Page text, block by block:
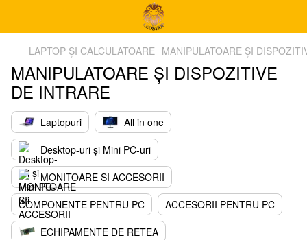
LAPTOP ȘI CALCULATOARE MANIPULATOARE ȘI
MANIPULATOARE ȘI DISPOZITIVE
DE INTRARE
Laptopuri
All in one
Desktop-uri și Mini PC-uri
MONITOARE SI ACCESORII
COMPONENTE PENTRU PC
ACCESORII PENTRU PC
ECHIPAMENTE DE RETEA